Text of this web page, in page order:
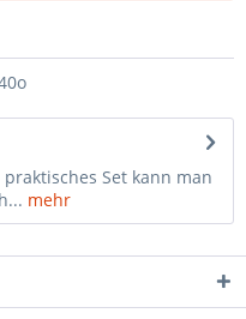
Set kann man
mehr